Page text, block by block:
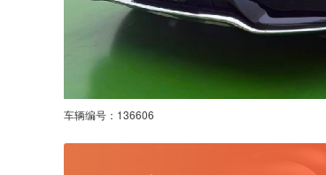
车辆编号： 136606